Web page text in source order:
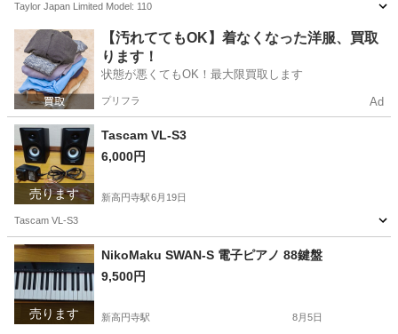
Taylor Japan Limited Model: 110
東京 杉並区 新高円寺駅 弦楽器、ギター Taylor
【汚れててもOK】着なくなった洋服、買取
ります！
状態が悪くてもOK！最大限買取します
プリフラ Ad
売ります
Tascam VL-S3
6,000円
新高円寺駅6月19日
Tascam VL-S3
東京 杉並区
売ります
NikoMaku SWAN-S 電子ピアノ 88鍵盤
9,500円
新高円寺駅 8月5日